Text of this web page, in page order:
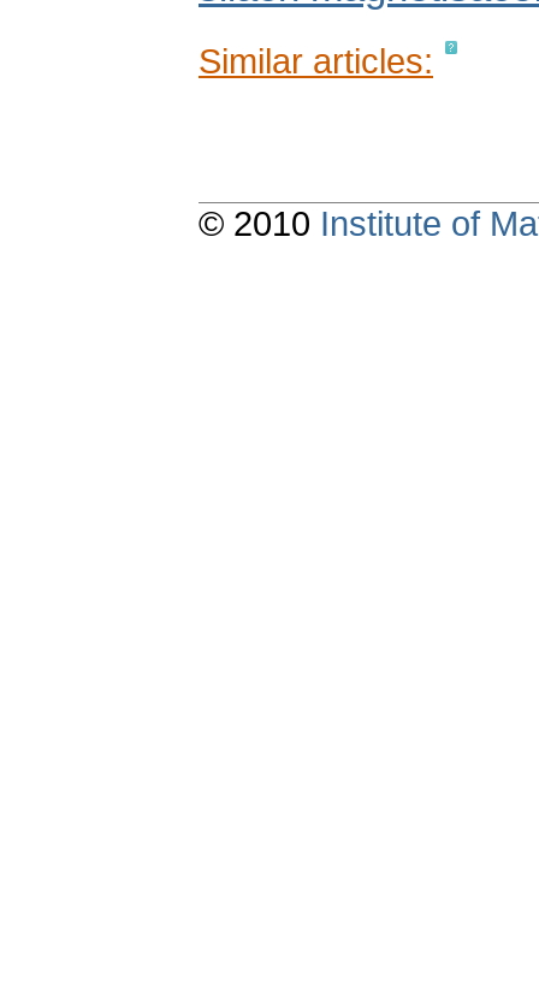
Similar articles:
© 2010 Institute of